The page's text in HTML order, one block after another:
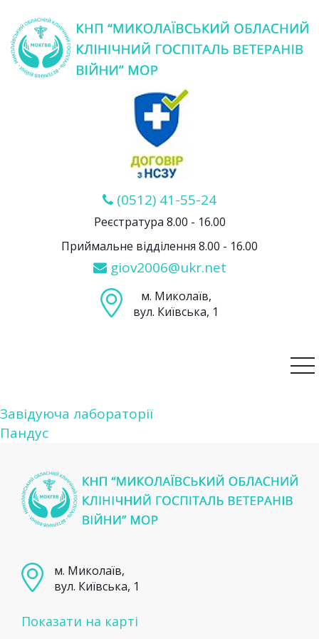
(0512) 41-55-24
Реєстратура 8.00 - 16.00
Приймальне відділення 8.00 - 16.00
giov2006@ukr.net
м. Миколаїв,
вул. Київська, 1
Навігація
записів
Завідуюча лабораторії
Пандус
м. Миколаїв,
вул. Київська, 1
Показати на карті